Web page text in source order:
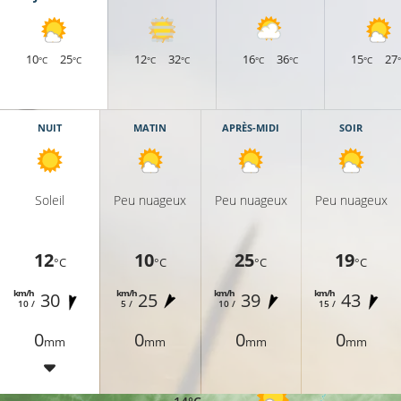
10°C 25°C 12°C 32°C 16°C 36°C 15°C 27
NUIT
Soleil
12°C
10 /
km/h 30
0mm
MATIN
Peu nuageux
10°C
5 /
km/h25
0mm
APRÈS-MIDI
Peu nuageux
25°C
10 /
km/h 39
0mm
SOIR
Peu nuageux
19°C
15 /
km/h 43
0mm